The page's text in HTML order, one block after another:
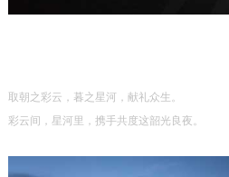
取朝之彩云，暮之星河，献礼众生。
彩云间，星河里，携手共度这韶光良夜。